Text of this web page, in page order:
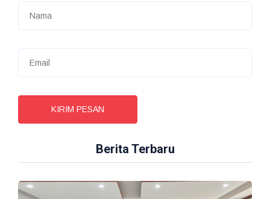
KIRIM PESAN
Berita Terbaru